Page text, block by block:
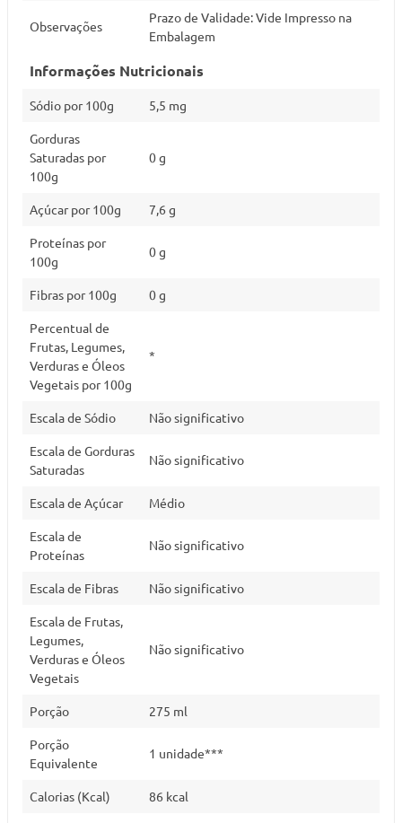
Observações
Prazo de Validade: Vide Impresso na
Embalagem
Informações Nutricionais
Sódio por 100g 5,5 mg
Gorduras
Saturadas por
100g
0 g
Açúcar por 100g 7,6 g
Proteínas por
100g
0 g
Fibras por 100g 0 g
Percentual de
Frutas, Legumes,
Verduras e Óleos
Vegetais por 100g
*
Escala de Sódio Não significativo
Escala de Gorduras
Saturadas
Não significativo
Escala de Açúcar Médio
Escala de
Proteínas
Não significativo
Escala de Fibras Não significativo
Escala de Frutas,
Legumes,
Verduras e Óleos
Vegetais
Não significativo
Porção 275 ml
Porção
Equivalente
1 unidade***
Calorias (Kcal) 86 kcal